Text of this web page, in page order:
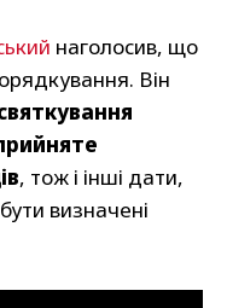
наголосив, що
Він
, тож і інші дати,
визначені